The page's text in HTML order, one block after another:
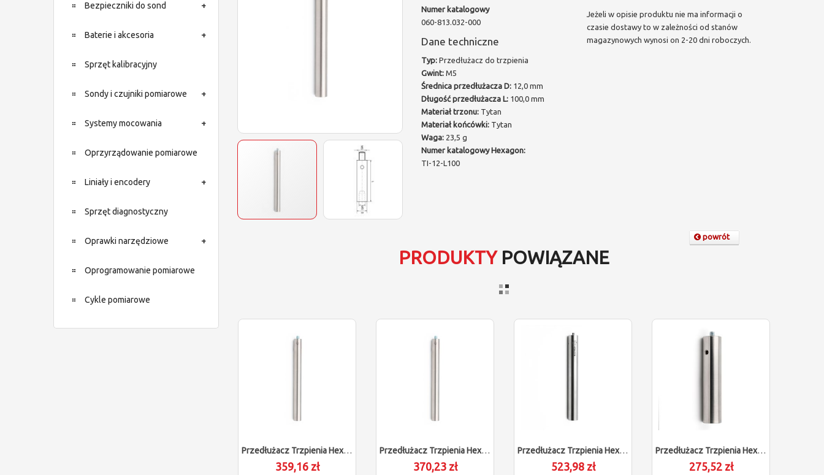
Bezpieczniki do sond
Baterie i akcesoria
Sprzęt kalibracyjny
Sondy i czujniki pomiarowe
Systemy mocowania
Oprzyrządowanie pomiarowe
Liniały i encodery
Sprzęt diagnostyczny
Oprawki narzędziowe
Oprogramowanie pomiarowe
Cykle pomiarowe
Numer katalogowy
060-813.032-000
Dane techniczne
Typ:Przedłużacz do trzpienia
Gwint:M5
Średnica przedłużacza D: 12,0 mm
Długość przedłużacza L: 100,0 mm
Materiał trzonu:Tytan
Materiał końcówki:Tytan
Waga:23,5 g
Numer katalogowy Hexagon:
TI-12-L100
Jeżeli w opisie produktu nie ma informacji o
czasie dostawy to w zależności od stanów
magazynowych wynosi on 2-20 dni roboczych.
powrót
PRODUKTYPOWIĄZANE
Przedłużacz Trzpienia Hexagon (M5/L120)
359,16 zł
Przedłużacz Trzpienia Hexagon (M5/L150)
370,23 zł
Przedłużacz Trzpienia Hexagon (M5/L150)
523,98 zł
Przedłużacz Trzpienia Hexagon (M5/L80)
275,52 zł